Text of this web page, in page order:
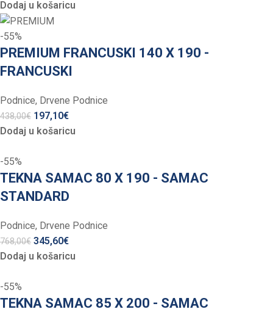
Dodaj u košaricu
-55%
PREMIUM FRANCUSKI 140 X 190 -
FRANCUSKI
Podnice, Drvene Podnice
438,00€ 197,10€
Dodaj u košaricu
-55%
TEKNA SAMAC 80 X 190 - SAMAC
STANDARD
Podnice, Drvene Podnice
768,00€ 345,60€
Dodaj u košaricu
-55%
TEKNA SAMAC 85 X 200 - SAMAC